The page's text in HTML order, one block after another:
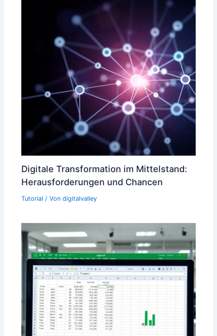
Digitale Transformation im Mittelstand:
Herausforderungen und Chancen
Tutorial / Vondigitalvalley